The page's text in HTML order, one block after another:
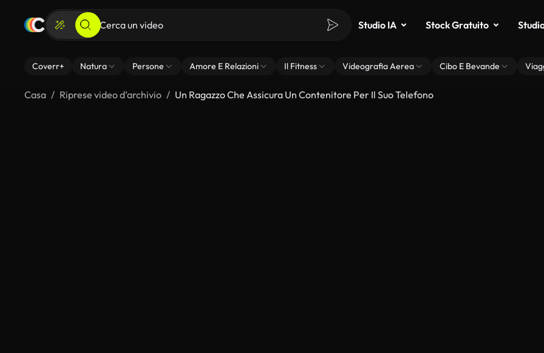
Studio IA Stock Gratuito
Coverr+ Natura Persone Amore E Relazioni Il Fitness Videografia Aerea Cibo E Bevande
Casa Riprese video d’archivio Un Ragazzo Che Assicura Un Contenitore Per Il Suo Telefono